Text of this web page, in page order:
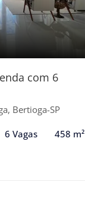
com 6
Bertioga-SP
6 Vagas 458 m²